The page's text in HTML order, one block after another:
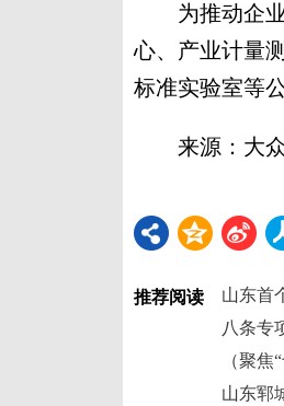
为推动企业
心、产业计量
标准实验室等
来源：大众
推荐阅读
山东首
八条专
山东郓